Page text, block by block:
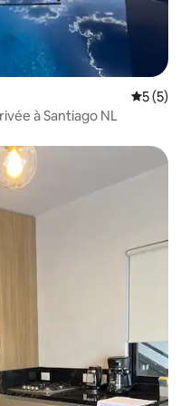
5 (5)
à Santiago NL
appréciés